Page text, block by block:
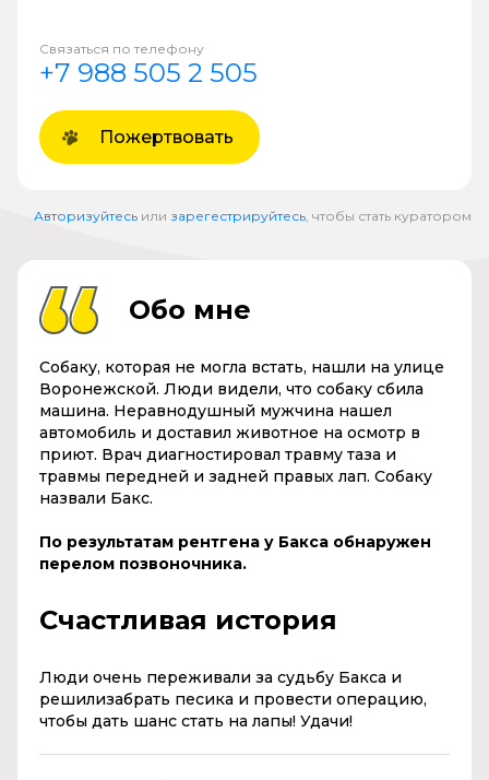
Связаться по телефону
+7 988 505 2 505
Пожертвовать
Авторизуйтесь или зарегестрируйтесь , чтобы стать куратором
Обо мне
Собаку, которая не могла встать, нашли на улице
Воронежской. Люди видели, что собаку сбила
машина. Неравнодушный мужчина нашел
автомобиль и доставил животное на осмотр в
приют. Врач диагностировал травму таза и
травмы передней и задней правых лап. Собаку
назвали Бакс.
По результатам рентгена у Бакса обнаружен
перелом позвоночника.
Счастливая история
Люди очень переживали за судьбу Бакса и
решилизабрать песика и провести операцию,
чтобы дать шанс стать на лапы! Удачи!